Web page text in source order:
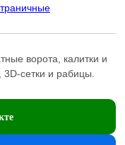
ворота, калитки и
сетки и рабицы.